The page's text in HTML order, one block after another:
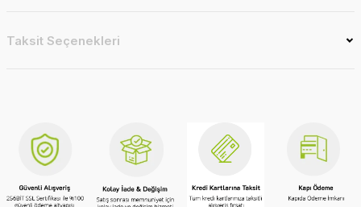
Taksit Seçenekleri